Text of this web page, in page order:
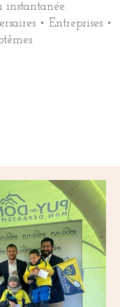
instantanée.
• Entreprises •